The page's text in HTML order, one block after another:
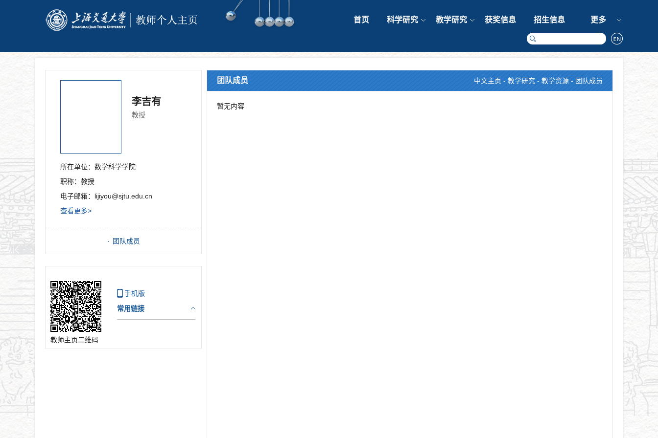
首页 科学研究 教学研究 获奖信息 招生信息 更多
李吉有
教授
所在单位： 数学科学学院
职称： 教授
电子邮箱： lijiyou@sjtu.edu.cn
查看更多>
团队成员
教师主页二维码
手机版
常用链接
团队成员 中文主页 - 教学研究 - 教学资源 - 团队成员
暂无内容